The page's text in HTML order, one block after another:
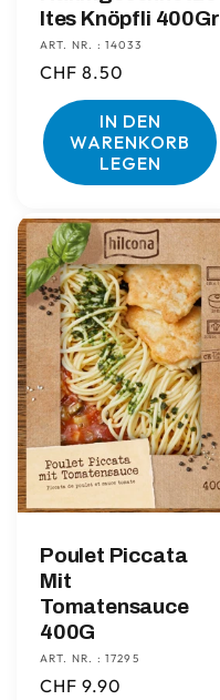
ltes Knöpfli 400Gr
ART. NR. : 14033
Normaler
Preis
CHF 8.50
IN DEN
WARENKORB
LEGEN
Poulet Piccata
Mit
Tomatensauce
400G
ART. NR. : 17295
Normaler
CHF 9.90